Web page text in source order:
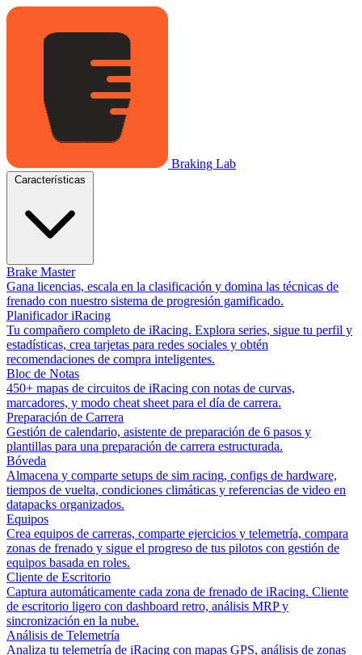
Braking Lab
Brake Master
Gana licencias, escala en la clasificación y domina las técnicas de
frenado con nuestro sistema de progresión gamificado.
Planificador iRacing
Tu compañero completo de iRacing. Explora series, sigue tu perfil y
estadísticas, crea tarjetas para redes sociales y obtén
recomendaciones de compra inteligentes.
Bloc de Notas
450+ mapas de circuitos de iRacing con notas de curvas,
marcadores, y modo cheat sheet para el día de carrera.
Preparación de Carrera
Gestión de calendario, asistente de preparación de 6 pasos y
plantillas para una preparación de carrera estructurada.
Bóveda
Almacena y comparte setups de sim racing, configs de hardware,
tiempos de vuelta, condiciones climáticas y referencias de video en
datapacks organizados.
Equipos
Crea equipos de carreras, comparte ejercicios y telemetría, compara
zonas de frenado y sigue el progreso de tus pilotos con gestión de
equipos basada en roles.
Cliente de Escritorio
Captura automáticamente cada zona de frenado de iRacing. Cliente
de escritorio ligero con dashboard retro, análisis MRP y
sincronización en la nube.
Análisis de Telemetría
Analiza tu telemetría de iRacing con mapas GPS, análisis de zonas